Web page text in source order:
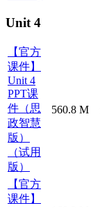
Unit 4
【官方
课件】
Unit 4
PPT课
件（思
政智慧
版）
（试用
版）
560.8 M
【官方
课件】